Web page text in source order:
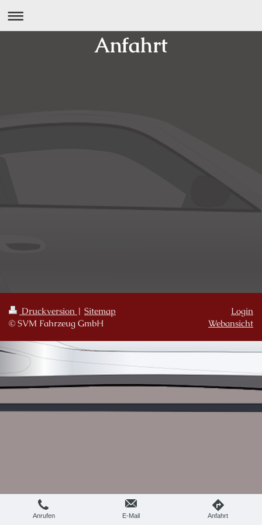
Anfahrt
Druckversion | Sitemap
© SVM Fahrzeug GmbH
Login
Webansicht
Anrufen E-Mail Anfahrt